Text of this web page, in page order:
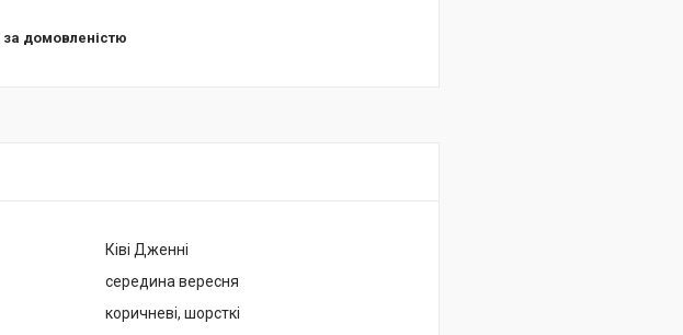
за домовленістю
Ківі Дженні
середина вересня
коричневі, шорсткі